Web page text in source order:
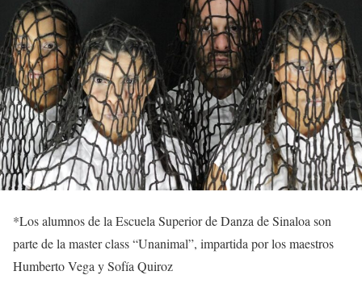
*Los alumnos de la Escuela Superior de Danza de Sinaloa son
parte dela masterclass“Unanimal”, impartida por los maestros
Humberto Vega y Sofía Quiroz